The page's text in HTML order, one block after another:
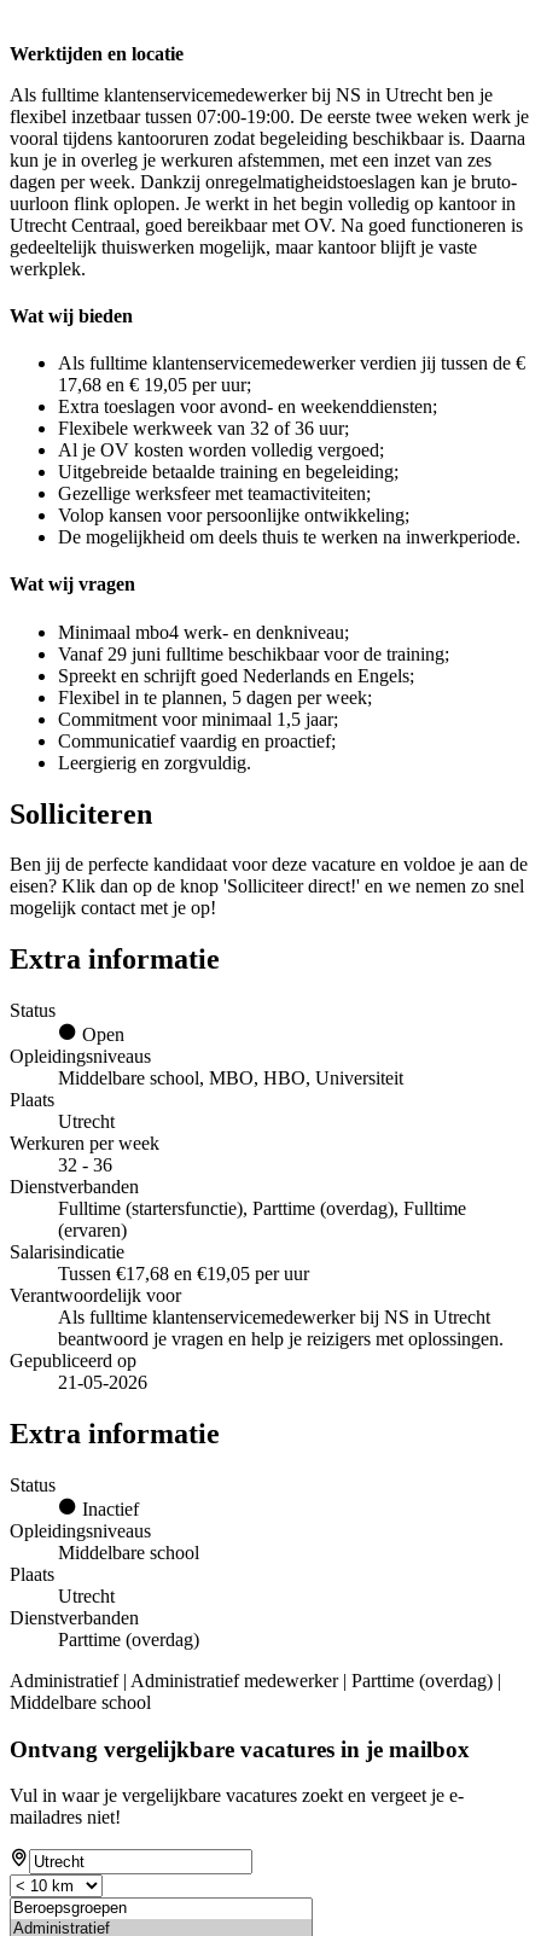
Werktijden en locatie
Als fulltime klantenservicemedewerker bij NS in Utrecht ben je
flexibel inzetbaar tussen 07:00-19:00. De eerste twee weken werk je
vooral tijdens kantooruren zodat begeleiding beschikbaar is. Daarna
kun je in overleg je werkuren afstemmen, met een inzet van zes
dagen per week. Dankzij onregelmatigheidstoeslagen kan je bruto-
uurloon flink oplopen. Je werkt in het begin volledig op kantoor in
Utrecht Centraal, goed bereikbaar met OV. Na goed functioneren is
gedeeltelijk thuiswerken mogelijk, maar kantoor blijft je vaste
werkplek.
Wat wij bieden
Als fulltime klantenservicemedewerker verdien jij tussen de €
17,68 en € 19,05 per uur;
Extra toeslagen voor avond- en weekenddiensten;
Flexibele werkweek van 32 of 36 uur;
Al je OV kosten worden volledig vergoed;
Uitgebreide betaalde training en begeleiding;
Gezellige werksfeer met teamactiviteiten;
Volop kansen voor persoonlijke ontwikkeling;
De mogelijkheid om deels thuis te werken na inwerkperiode.
Wat wij vragen
Minimaal mbo4 werk- en denkniveau;
Vanaf 29 juni fulltime beschikbaar voor de training;
Spreekt en schrijft goed Nederlands en Engels;
Flexibel in te plannen, 5 dagen per week;
Commitment voor minimaal 1,5 jaar;
Communicatief vaardig en proactief;
Leergierig en zorgvuldig.
Solliciteren
Ben jij de perfecte kandidaat voor deze vacature en voldoe je aan de
eisen? Klik dan op de knop 'Solliciteer direct!' en we nemen zo snel
mogelijk contact met je op!
Extra informatie
Status
Open
Opleidingsniveaus
Middelbare school, MBO, HBO, Universiteit
Plaats
Utrecht
Werkuren per week
32 - 36
Dienstverbanden
Fulltime (startersfunctie), Parttime (overdag), Fulltime
(ervaren)
Salarisindicatie
Tussen €17,68 en €19,05 per uur
Verantwoordelijk voor
Als fulltime klantenservicemedewerker bij NS in Utrecht
beantwoord je vragen en help je reizigers met oplossingen.
Gepubliceerd op
21-05-2026
Extra informatie
Status
Inactief
Opleidingsniveaus
Middelbare school
Plaats
Utrecht
Dienstverbanden
Parttime (overdag)
Administratief | Administratief medewerker | Parttime (overdag) |
Middelbare school
Ontvang vergelijkbare vacatures in je mailbox
Vul in waar je vergelijkbare vacatures zoekt en vergeet je e-
mailadres niet!